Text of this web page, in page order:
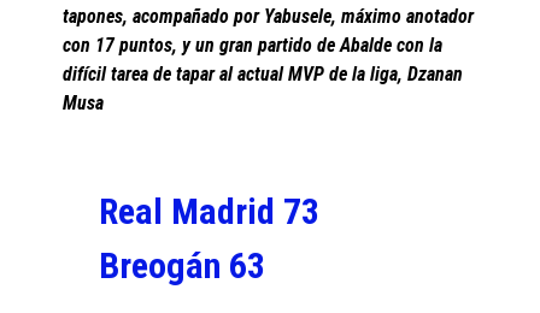
tapones, acompañado por Yabusele, máximo anotador
con 17 puntos, y un gran partido de Abalde con la
difícil tarea de tapar al actual MVP de la liga, Dzanan
Musa
Real Madrid 73
Breogán 63